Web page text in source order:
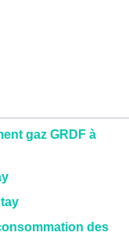
gaz GRDF à
des